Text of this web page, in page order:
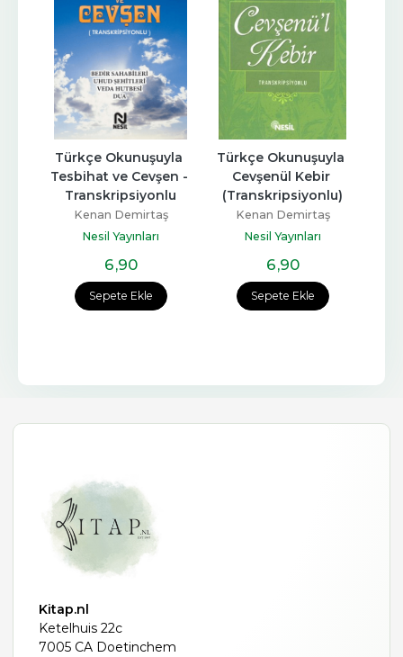
Sepete Ekle
Türkçe Okunuşuyla
Tesbihat ve Cevşen -
Transkripsiyonlu
Kenan Demirtaş
Nesil Yayınları
6,90
Sepete Ekle
Türkçe Okunuşuyla
Cevşenül Kebir
(Transkripsiyonlu)
Kenan Demirtaş
Nesil Yayınları
6,90
Kitap.nl
Ketelhuis 22c
7005 CA Doetinchem